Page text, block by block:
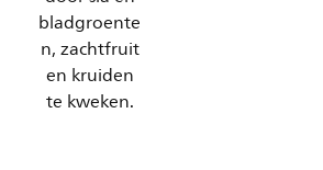
bladgroente
n, zachtfruit
en kruiden
te kweken.